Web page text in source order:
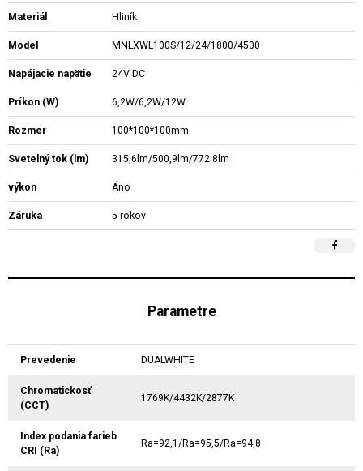
Materiál Hliník
Model MNLXWL100S/12/24/1800/4500
Napájacie napätie 24V DC
Príkon (W) 6,2W/6,2W/12W
Rozmer 100*100*100mm
Svetelný tok (lm) 315,6lm/500,9lm/772.8lm
výkon Áno
Záruka 5 rokov
Parametre
Prevedenie DUALWHITE
Chromatickosť
(CCT)
1769K/4432K/2877K
Index podania farieb
CRI (Ra)
Ra=92,1/Ra=95,5/Ra=94,8